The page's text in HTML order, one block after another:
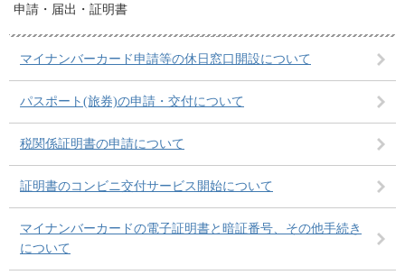
申請・届出・証明書
マイナンバーカード申請等の休日窓口開設について
パスポート(旅券)の申請・交付について
税関係証明書の申請について
証明書のコンビニ交付サービス開始について
マイナンバーカードの電子証明書と暗証番号、その他手続き
について